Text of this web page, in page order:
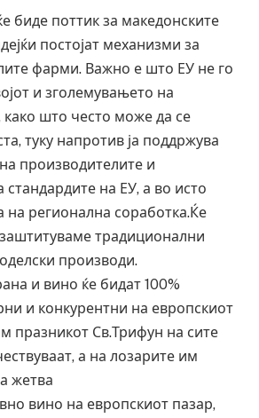
биде поттик за македонските
постојат механизми за
фарми. Важно е што ЕУ не го
и зголемувањето на
како што често може да се
туку напротив ја поддржува
производителите и
на ЕУ, а во исто
на регионална соработка.Ќе
традиционални
производи.
и вино ќе бидат 100%
и конкурентни на европскиот
празникот Св.Трифун на сите
а на лозарите им
жетва
вино на европскиот пазар,